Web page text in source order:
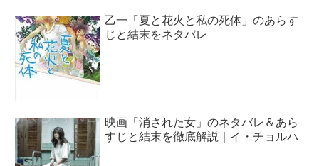
乙一「夏と花火と私の死体」のあらす
じと結末をネタバレ
映画「消された女」のネタバレ＆あら
すじと結末を徹底解説｜イ・チョルハ